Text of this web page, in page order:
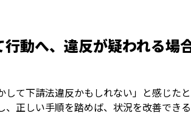
行動へ、違反が疑われる場
して下請法違反かもしれない」と感じ
、正しい手順を踏めば、状況を改善でき